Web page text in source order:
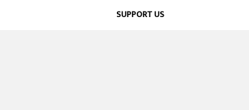
SUPPORT US